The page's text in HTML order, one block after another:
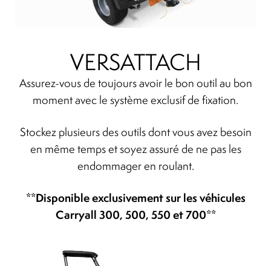
Electric motor
Engine parts
Tires and wheels
Seats
VERSATTACH
Assurez-vous de toujours avoir le bon outil au bon
moment avec le système exclusif de fixation.
Stockez plusieurs des outils dont vous avez besoin
en même temps et soyez assuré de ne pas les
endommager en roulant.
**Disponible exclusivement sur les véhicules
Carryall 300, 500, 550 et 700**